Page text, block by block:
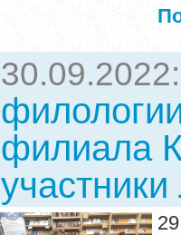
филиала